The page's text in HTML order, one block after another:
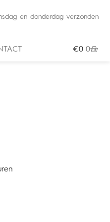
en donderdag verzonden
€0 0